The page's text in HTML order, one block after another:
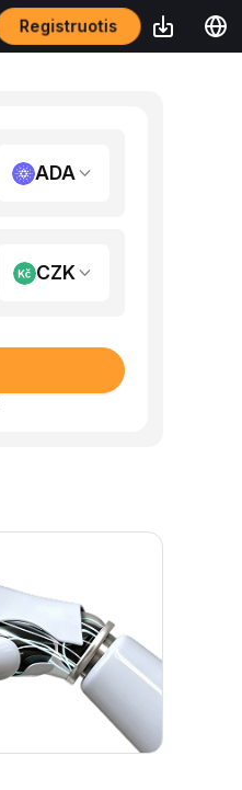
Registruotis
ADA
CZK